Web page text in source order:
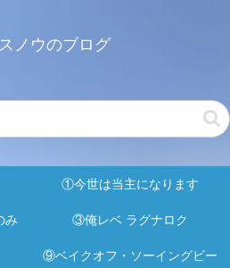
ノウのブログ
①今世は当主になります
み ③俺レベ ラグナロク
⑨ベイクオフ・ソーイングビー